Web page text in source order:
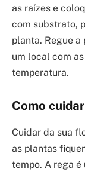
as raízes e
com substrato,
planta. Regue a
um local com
temperatura.
Como
Cuidar da sua
as plantas
tempo. A rega